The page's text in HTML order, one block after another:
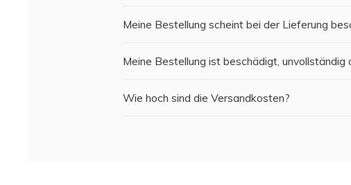
Meine Bestellung scheint bei der Lieferung
Meine Bestellung ist beschädigt,
Wie hoch sind die Versandkosten?